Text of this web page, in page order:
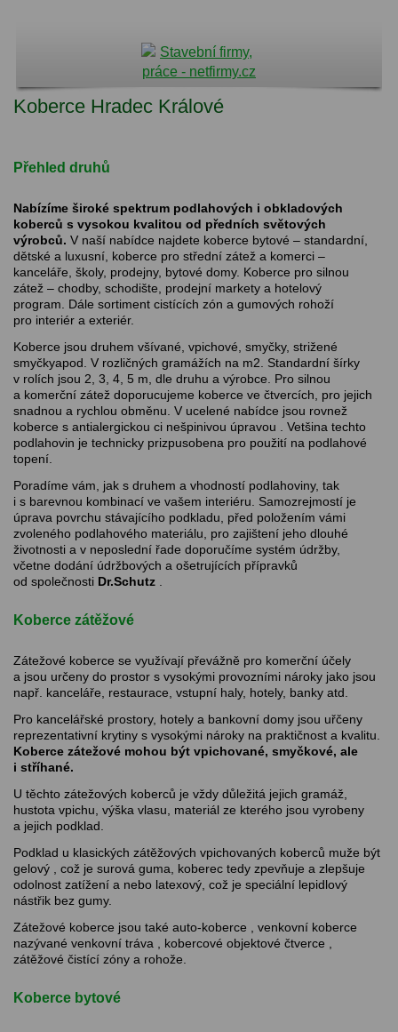
Koberce Hradec Králové
Přehled druhů
Nabízíme široké spektrum podlahových i obkladových
koberců s vysokou kvalitou od předních světových
výrobců. V naší nabídce najdete koberce bytové – standardní,
dětské a luxusní, koberce pro střední zátež a komerci –
kanceláře, školy, prodejny, bytové domy. Koberce pro silnou
zátež – chodby, schodište, prodejní markety a hotelový
program. Dále sortiment cistících zón a gumových rohoží
pro interiér a exteriér.
Koberce jsou druhem všívané, vpichové, smyčky, strižené
smyčkyapod. V rozličných gramážích na m2. Standardní šírky
v rolích jsou 2, 3, 4, 5 m, dle druhu a výrobce. Pro silnou
a komerční zátež doporucujeme koberce ve čtvercích, pro jejich
snadnou a rychlou obměnu. V ucelené nabídce jsou rovnež
koberce s antialergickou ci nešpinivou úpravou . Vetšina techto
podlahovin je technicky prizpusobena pro použití na podlahové
topení.
Poradíme vám, jak s druhem a vhodností podlahoviny, tak
i s barevnou kombinací ve vašem interiéru. Samozrejmostí je
úprava povrchu stávajícího podkladu, před položením vámi
zvoleného podlahového materiálu, pro zajištení jeho dlouhé
životnosti a v neposlední řade doporučíme systém údržby,
včetne dodání údržbových a ošetrujících přípravků
od společnosti Dr.Schutz
Koberce zátěžové
Zátežové koberce se využívají převážně pro komerční účely
a jsou určeny do prostor s vysokými provozními nároky jako jsou
např. kanceláře, restaurace, vstupní haly, hotely, banky atd.
Pro kancelářské prostory, hotely a bankovní domy jsou uřčeny
reprezentativní krytiny s vysokými nároky na praktičnost a kvalitu.
Koberce zátežové mohou být vpichované, smyčkové, ale
i stříhané.
U těchto zátežových koberců je vždy důležitá jejich gramáž,
hustota vpichu, výška vlasu, materiál ze kterého jsou vyrobeny
a jejich podklad.
Podklad u klasických zátěžových vpichovaných koberců muže být
gelový , což je surová guma, koberec tedy zpevňuje a zlepšuje
odolnost zatížení a nebo latexový, což je speciální lepidlový
nástřik bez gumy.
Zátežové koberce jsou také auto-koberce , venkovní koberce
nazývané venkovní tráva , kobercové objektové čtverce ,
zátěžové čistící zóny a rohože.
Koberce bytové